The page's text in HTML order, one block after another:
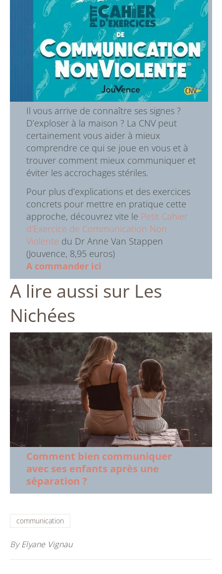
Il vous arrive de connaître ses signes ?
D’exploser à la maison ? La CNV peut
certainement vous aider à mieux
comprendre ce qui se joue en vous et à
trouver comment mieux communiquer et
éviter les accrochages stériles.
Pour plus d’explications et des exercices
concrets pour mettre en pratique cette
approche, découvrez vite le Petit Cahier
d’Exercice de Communication Non
Violente du Dr Anne Van Stappen
(Jouvence, 8,95 euros)
A commander ici
A lire aussi sur Les
Nichées
Comment bien communiquer
avec ses enfants après une
séparation ?
communication
ByElyane Vignau